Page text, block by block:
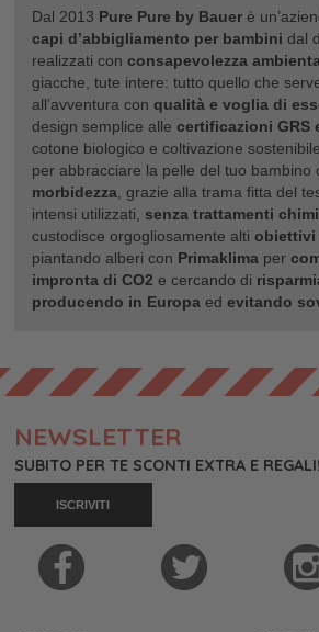
Dal 2013 Pure Pure by Bauerè
capi d’abbigliamento per bambini dal
realizzati con consapevolezza
giacche, tute intere: tutto quello che
all’avventura con qualità e voglia di
design semplice alle certificazioni GRS
cotone biologico e coltivazione
per abbracciare la pelle del tuo bambino
morbidezza, grazie alla trama fitta del
intensi utilizzati, senza trattamenti
custodisce orgogliosamente alti obiettivi
piantando alberi con Primaklimaper
impronta di CO2 e cercando di
producendo in Europa ed evitando
NEWSLETTER
SUBITO PER TE SCONTI EXTRA E REGALI!
ISCRIVITI